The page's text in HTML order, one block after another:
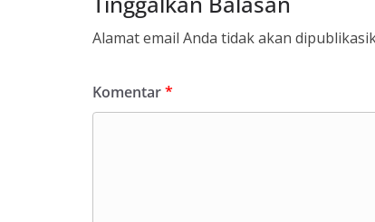
Alamat email Anda tidak akan
Komentar*